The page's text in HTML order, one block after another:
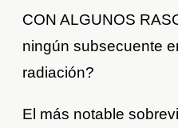
CON ALGUNOS
ningún subsecuente
radiación?
El más notable